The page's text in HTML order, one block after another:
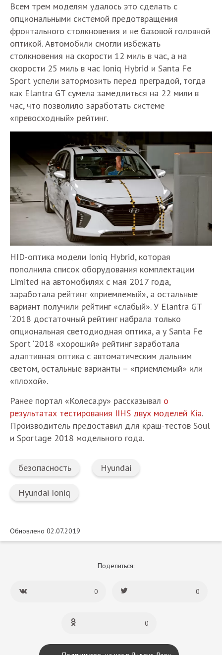
Всем трем моделям удалось это сделать с
опциональными системой предотвращения
фронтального столкновения и не базовой головной
оптикой. Автомобили смогли избежать
столкновения на скорости 12 миль в час, а на
скорости 25 миль в час Ioniq Hybrid и Santa Fe
Sport успели затормозить перед преградой, тогда
как Elantra GT сумела замедлиться на 22 мили в
час, что позволило заработать системе
«превосходный» рейтинг.
HID-оптика модели Ioniq Hybrid, которая
пополнила список оборудования комплектации
Limited на автомобилях с мая 2017 года,
заработала рейтинг «приемлемый», а остальные
вариант получили рейтинг «слабый». У Elantra GT
‘2018 достаточный рейтинг набрала только
опциональная светодиодная оптика, а у Santa Fe
Sport ‘2018 «хороший» рейтинг заработала
адаптивная оптика с автоматическим дальним
светом, остальные варианты – «приемлемый» или
«плохой».
Ранее портал «Колеса.ру» рассказывал о
результатах тестирования IIHS двух моделей Kia.
Производитель предоставил для краш-тестов Soul
и Sportage 2018 модельного года.
безопасность Hyundai
Hyundai Ioniq
Обновлено 02.07.2019
Поделиться:
0 0
0